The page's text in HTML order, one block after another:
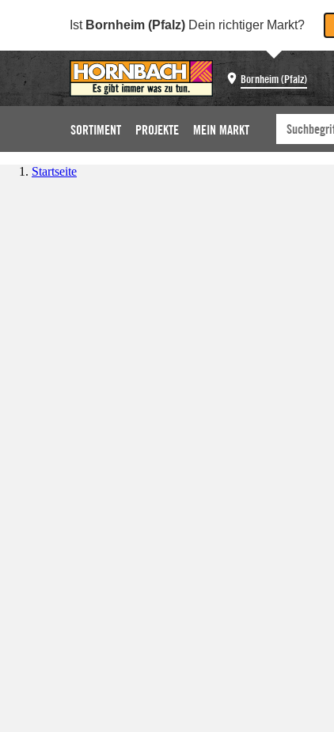
Ist Bornheim (Pfalz) Dein richtiger Markt?
Bornheim (Pfalz)
SORTIMENT PROJEKTE MEIN MARKT
Startseite